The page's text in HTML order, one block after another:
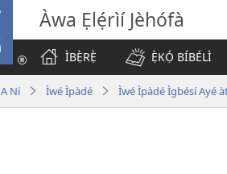
Àwa Ẹlẹ́rìí Jèhófà
ÌBẸ̀RẸ̀
Ẹ̀KỌ́ BÍBÉLÌ
Ní Ìwé Ìpàdé